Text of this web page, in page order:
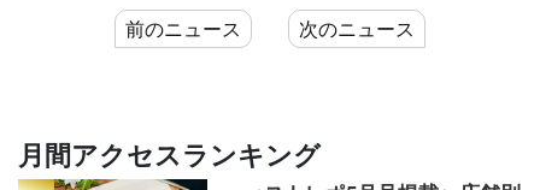
前のニュース 次のニュース
月間アクセスランキング